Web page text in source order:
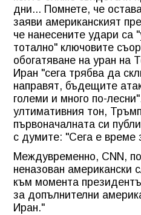
дни... Помнете, че
заяви американският
че нанесените удари са
тотално" ключовите
обогатяване на уран на
Иран "сега трябва да
направят, бъдещите
големи и много по-лесни"
ултимативния тон,
първоначалната си
с думите: "Сега е време
Междувременно, CNN,
неназован американски
към момента
за допълнителни
Иран."